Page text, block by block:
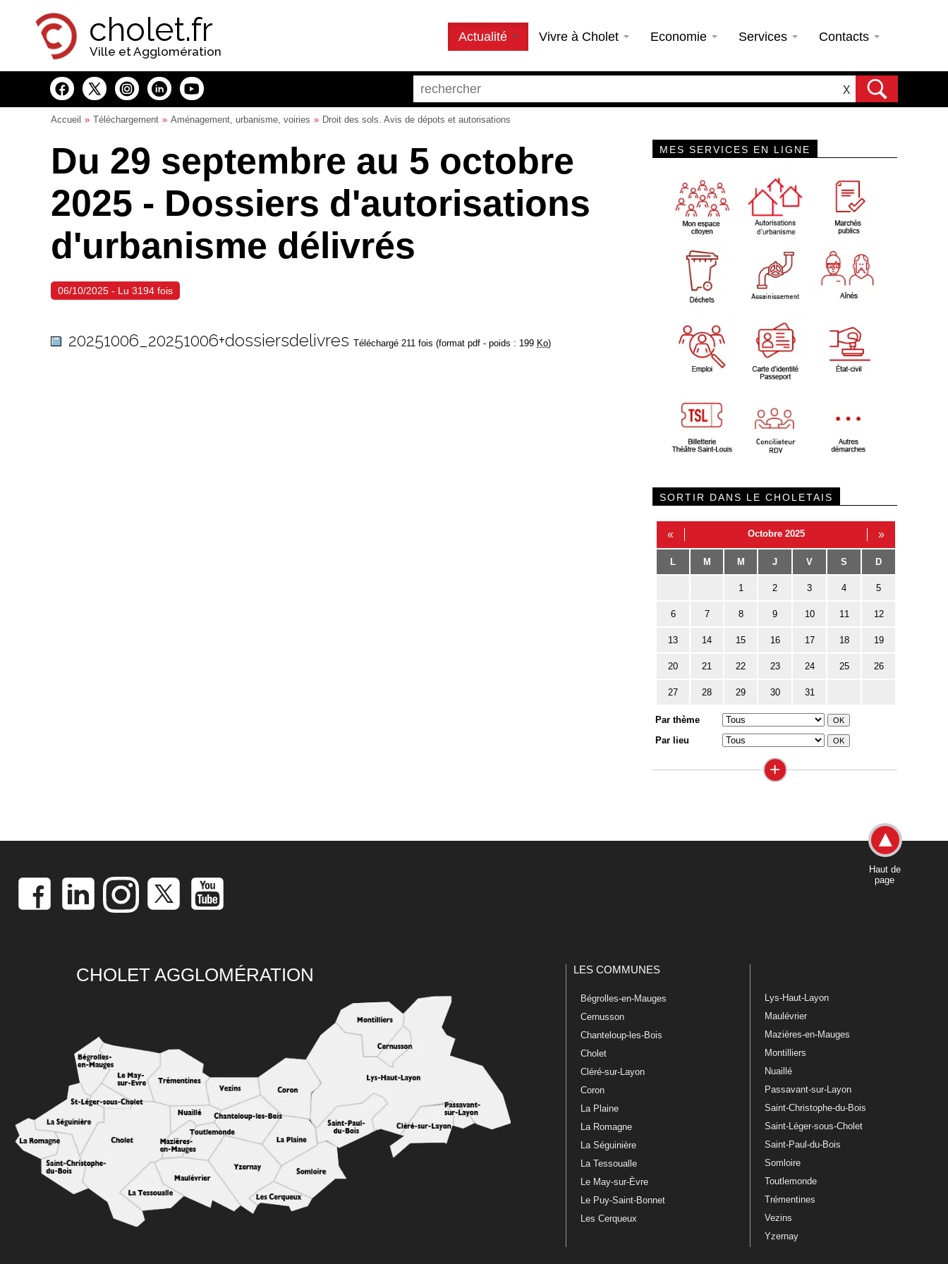
cholet.fr
Ville et Agglomération
Actualité Vivre à Cholet Economie Services Contacts
X
Accueil Téléchargement Aménagement, urbanisme, voiries Droit des sols. Avis de dépots et autorisations
Du 29 septembre au 5 octobre
2025 - Dossiers d'autorisations
d'urbanisme délivrés
06/10/2025 - Lu 3194 fois
20251006_20251006+dossiersdelivres Téléchargé 211 fois (format pdf - poids : 199 Ko)
MES SERVICES EN LIGNE
SORTIR DANS LE CHOLETAIS
« Octobre 2025 »
L M M J V S D
1 2 3 4 5
6 7 8 9 10 11 12
13 14 15 16 17 18 19
20 21 22 23 24 25 26
27 28 29 30 31
Par thème
Par lieu
+
Haut de
page
CHOLET AGGLOMÉRATION LES COMMUNES
Bégrolles-en-Mauges
Cernusson
Chanteloup-les-Bois
Cholet
Cléré-sur-Layon
Coron
La Plaine
La Romagne
La Séguinière
La Tessoualle
Le May-sur-Èvre
Le Puy-Saint-Bonnet
Les Cerqueux
Lys-Haut-Layon
Maulévrier
Mazières-en-Mauges
Montilliers
Nuaillé
Passavant-sur-Layon
Saint-Christophe-du-Bois
Saint-Léger-sous-Cholet
Saint-Paul-du-Bois
Somloire
Toutlemonde
Trémentines
Vezins
Yzernay